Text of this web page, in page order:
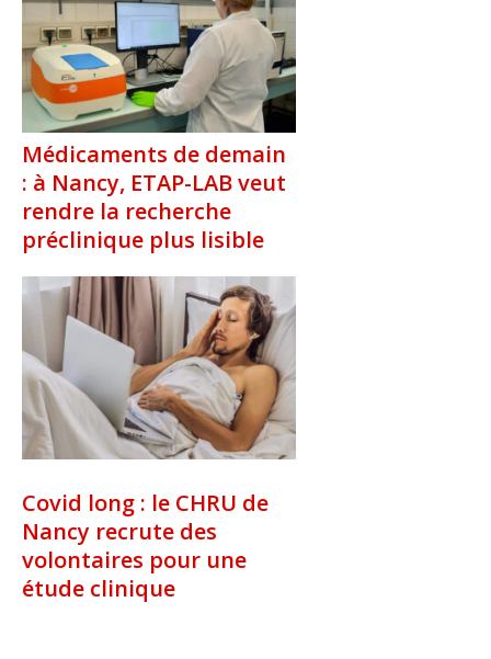
Médicaments de demain
: à Nancy, ETAP-LAB veut
rendre la recherche
préclinique plus lisible
Covid long : le CHRU de
Nancy recrute des
volontaires pour une
étude clinique